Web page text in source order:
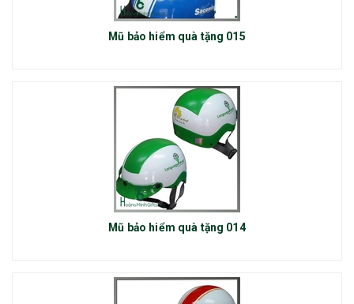
Mũ bảo hiểm quà tặng 015
Mũ bảo hiểm quà tặng 014